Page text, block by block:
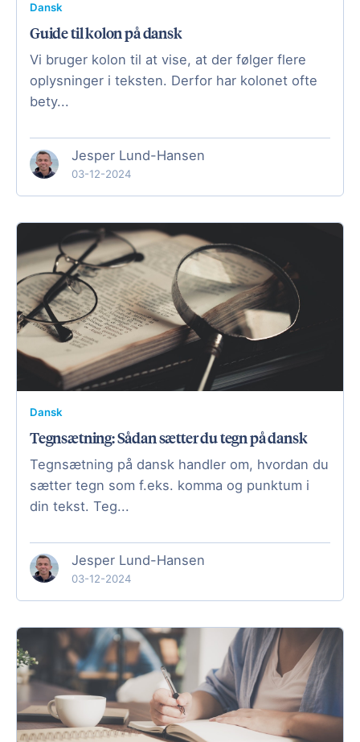
Dansk
Guide til kolon på dansk
Vi bruger kolon til at vise, at der følger flere
oplysninger i teksten. Derfor har kolonet ofte
bety...
Jesper Lund-Hansen
03-12-2024
Dansk
Tegnsætning: Sådan sætter du tegn på dansk
Tegnsætning på dansk handler om, hvordan du
sætter tegn som f.eks. komma og punktum i
din tekst. Teg...
Jesper Lund-Hansen
03-12-2024